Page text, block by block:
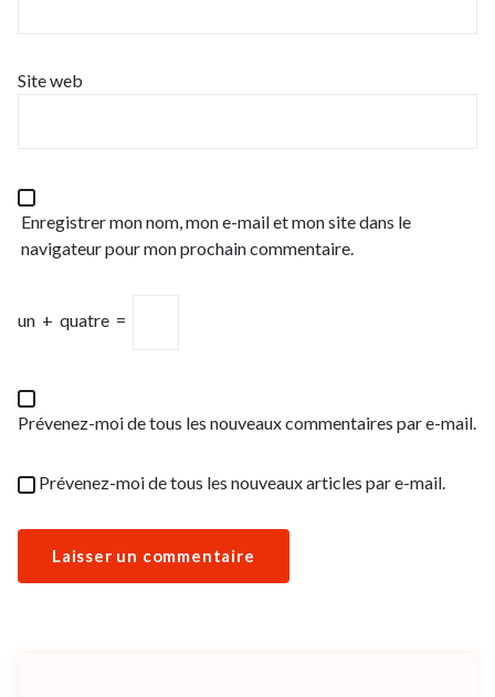
Site web
Enregistrer mon nom, mon e-mail et mon site dans le
navigateur pour mon prochain commentaire.
un + quatre =
Prévenez-moi de tous les nouveaux commentaires par e-mail.
Prévenez-moi de tous les nouveaux articles par e-mail.